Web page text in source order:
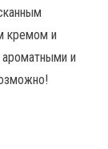
кремом и
ароматными и